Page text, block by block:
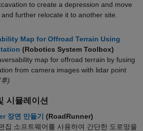
to create a depression and move
further relocate it to another site.
Map for Offroad Terrain Using
(Robotics System Toolbox)
map for offroad terrain by fusing
from camera images with lidar point
)
시뮬레이션
장면 만들기
(RoadRunner)
집 소프트웨어를 사용하여 간단한 도로망을